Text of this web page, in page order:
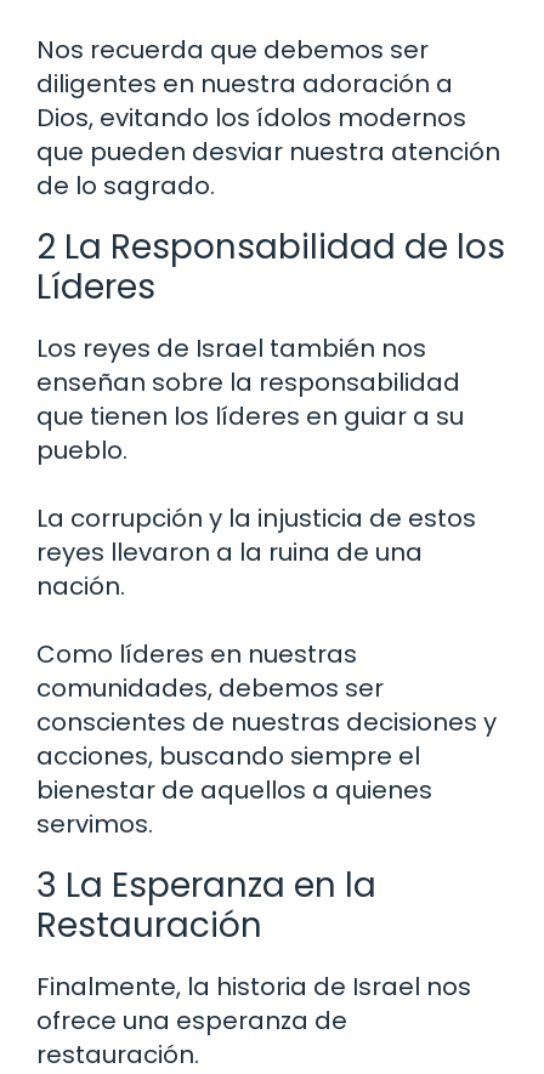
Nos recuerda que debemos ser
diligentes en nuestra adoración a
Dios, evitando los ídolos modernos
que pueden desviar nuestra atención
de lo sagrado.
2 La Responsabilidad de los
Líderes
Los reyes de Israel también nos
enseñan sobre la responsabilidad
que tienen los líderes en guiar a su
pueblo.
La corrupción y la injusticia de estos
reyes llevaron a la ruina de una
nación.
Como líderes en nuestras
comunidades, debemos ser
conscientes de nuestras decisiones y
acciones, buscando siempre el
bienestar de aquellos a quienes
servimos.
3 La Esperanza en la
Restauración
Finalmente, la historia de Israel nos
ofrece una esperanza de
restauración.